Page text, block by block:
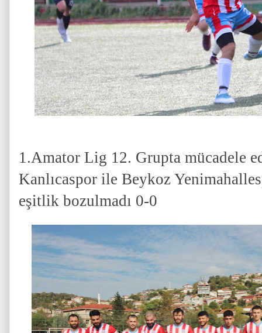
1.Amator Lig 12. Grupta mücadele
Kanlıcaspor ile Beykoz
eşitlik bozulmadı 0-0